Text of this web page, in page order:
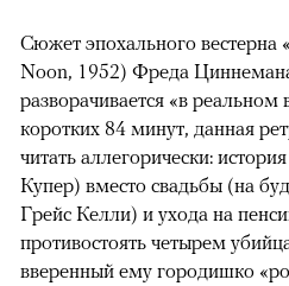
Сюжет эпохального вестерна
Noon, 1952) Фреда
разворачивается «в реальном
коротких 84 минут, данная
читать аллегорически:
Купер) вместо свадьбы (на
Грейс Келли) и ухода на
противостоять четырем
вверенный ему городишко